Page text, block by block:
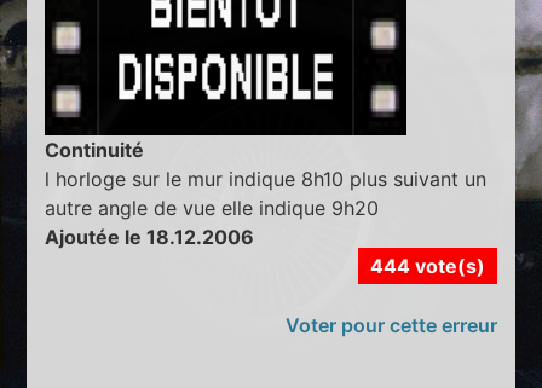
Continuité
l horloge sur le mur indique 8h10 plus suivant un
autre angle de vue elle indique 9h20
Ajoutée le 18.12.2006
444 vote(s)
Voter pour cette erreur